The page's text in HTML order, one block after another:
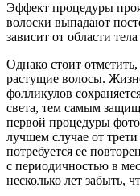
Эффект процедуры
волоски выпадают
зависит от области
Однако стоит
растущие волосы.
фолликулов
света, тем самым
первой процедуры
лучшем случае от трети
потребуется ее
с периодичностью в
несколько лет забыть,